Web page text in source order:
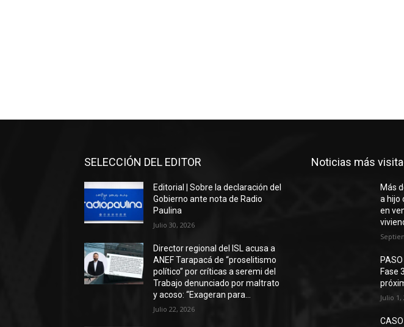
SELECCIÓN DEL EDITOR
Editorial | Sobre la declaración del
Gobierno ante nota de Radio
Paulina
Julio 30, 2026
Director regional del ISL acusa a
ANEF Tarapacá de “proselitismo
político” por críticas a seremi del
Trabajo denunciado por maltrato
y acoso: “Exageran para...
Julio 22, 2026
Noticias más
Más
a hijo
en
Fase
Julio 1,